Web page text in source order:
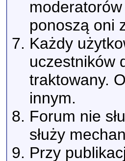
ponoszą oni
Każdy
uczestników
traktowany.
innym.
Forum nie
służy
Przy